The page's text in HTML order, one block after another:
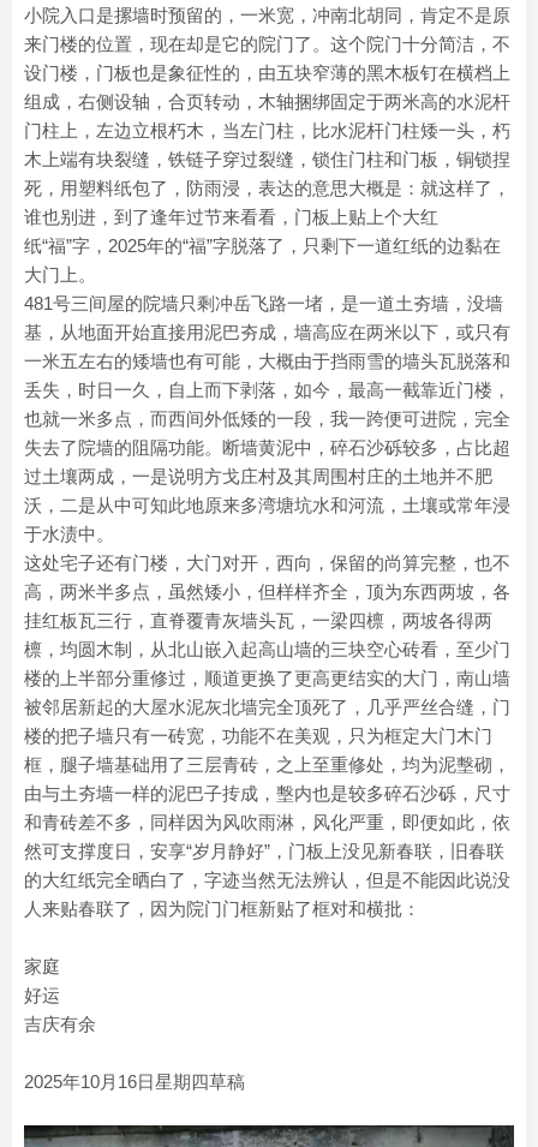
小院入口是摞墙时预留的，一米宽，冲南北胡同，肯定不是原
来门楼的位置，现在却是它的院门了。这个院门十分简洁，不
设门楼，门板也是象征性的，由五块窄薄的黑木板钉在横档上
组成，右侧设轴，合页转动，木轴捆绑固定于两米高的水泥杆
门柱上，左边立根朽木，当左门柱，比水泥杆门柱矮一头，朽
木上端有块裂缝，铁链子穿过裂缝，锁住门柱和门板，铜锁捏
死，用塑料纸包了，防雨浸，表达的意思大概是：就这样了，
谁也别进，到了逢年过节来看看，门板上贴上个大红
纸“福”字，2025年的“福”字脱落了，只剩下一道红纸的边黏在
大门上。
481号三间屋的院墙只剩冲岳飞路一堵，是一道土夯墙，没墙
基，从地面开始直接用泥巴夯成，墙高应在两米以下，或只有
一米五左右的矮墙也有可能，大概由于挡雨雪的墙头瓦脱落和
丢失，时日一久，自上而下剥落，如今，最高一截靠近门楼，
也就一米多点，而西间外低矮的一段，我一跨便可进院，完全
失去了院墙的阻隔功能。断墙黄泥中，碎石沙砾较多，占比超
过土壤两成，一是说明方戈庄村及其周围村庄的土地并不肥
沃，二是从中可知此地原来多湾塘坑水和河流，土壤或常年浸
于水渍中。
这处宅子还有门楼，大门对开，西向，保留的尚算完整，也不
高，两米半多点，虽然矮小，但样样齐全，顶为东西两坡，各
挂红板瓦三行，直脊覆青灰墙头瓦，一梁四檩，两坡各得两
檩，均圆木制，从北山嵌入起高山墙的三块空心砖看，至少门
楼的上半部分重修过，顺道更换了更高更结实的大门，南山墙
被邻居新起的大屋水泥灰北墙完全顶死了，几乎严丝合缝，门
楼的把子墙只有一砖宽，功能不在美观，只为框定大门木门
框，腿子墙基础用了三层青砖，之上至重修处，均为泥墼砌，
由与土夯墙一样的泥巴子抟成，墼内也是较多碎石沙砾，尺寸
和青砖差不多，同样因为风吹雨淋，风化严重，即便如此，依
然可支撑度日，安享“岁月静好”，门板上没见新春联，旧春联
的大红纸完全晒白了，字迹当然无法辨认，但是不能因此说没
人来贴春联了，因为院门门框新贴了框对和横批：
家庭
好运
吉庆有余
2025年10月16日星期四草稿